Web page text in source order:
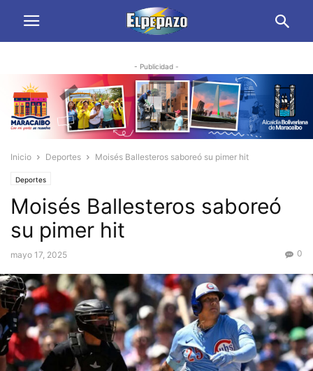
- Publicidad -
Inicio Deportes Moisés Ballesteros saboreó su pimer hit
Deportes
Moisés Ballesteros saboreó
su pimer hit
mayo 17, 2025 0